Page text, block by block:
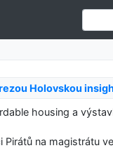
Holovskou
housing a
na magistrátu